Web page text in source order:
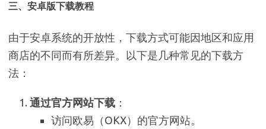
三、安卓版下载教程
由于安卓系统的开放性，下载方式可能因地区和应用
商店的不同而有所差异。以下是几种常见的下载方
法：
通过官方网站下载 ：
访问欧易（OKX）的官方网站。